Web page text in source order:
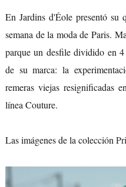
En Jardins d'Éole presentó su
semana de la moda de Paris.
parque un desfile dividido en 4
de su marca: la
remeras viejas resignificadas
línea Couture.
Las imágenes de la colección